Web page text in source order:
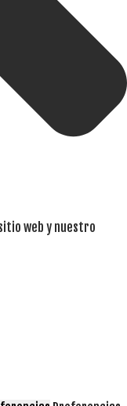
web y nuestro